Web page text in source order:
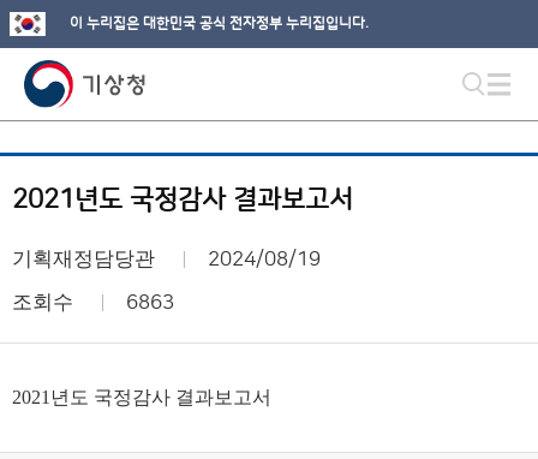
이 누리집은 대한민국 공식 전자정부 누리집입니다.
2021년도 국정감사 결과보고서
기획재정담당관 2024/08/19
조회수 6863
2021년도 국정감사 결과보고서